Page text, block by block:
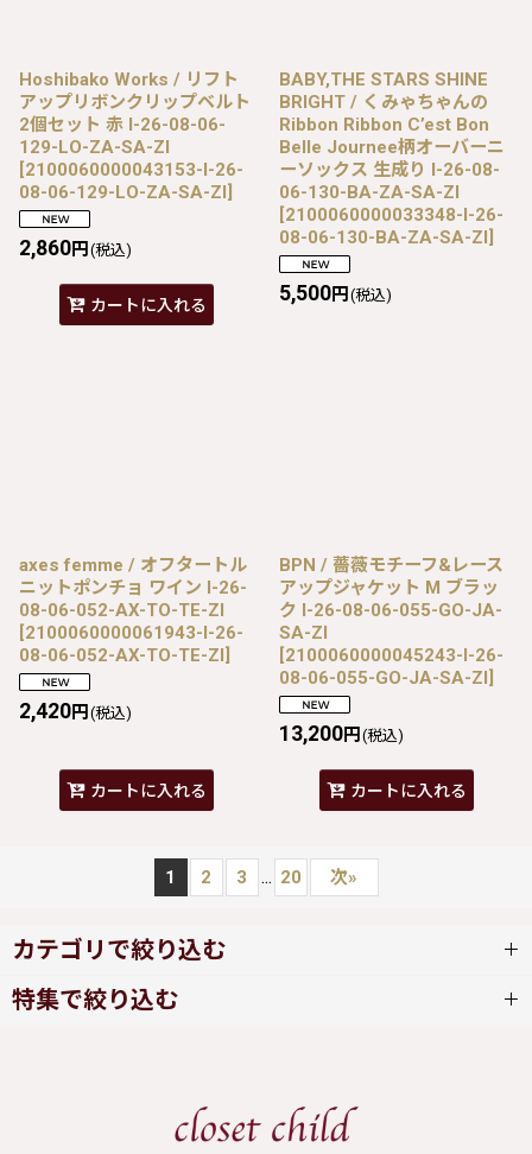
Hoshibako Works / リフト
アップリボンクリップベルト
2個セット 赤 I-26-08-06-
129-LO-ZA-SA-ZI
[2100060000043153-I-26-
08-06-129-LO-ZA-SA-ZI]
2,860円 (税込)
カートに入れる
BABY,THE STARS SHINE
BRIGHT / くみゃちゃんの
Ribbon Ribbon C’est Bon
Belle Journee柄オーバーニ
ーソックス 生成り I-26-08-
06-130-BA-ZA-SA-ZI
[2100060000033348-I-26-
08-06-130-BA-ZA-SA-ZI]
5,500円 (税込)
axes femme / オフタートル
ニットポンチョ ワイン I-26-
08-06-052-AX-TO-TE-ZI
[2100060000061943-I-26-
08-06-052-AX-TO-TE-ZI]
2,420円 (税込)
カートに入れる
BPN / 薔薇モチーフ&レース
アップジャケット M ブラッ
ク I-26-08-06-055-GO-JA-
SA-ZI
[2100060000045243-I-26-
08-06-055-GO-JA-SA-ZI]
13,200円 (税込)
カートに入れる
1 2 3 ... 20 次»
カテゴリで絞り込む
特集で絞り込む